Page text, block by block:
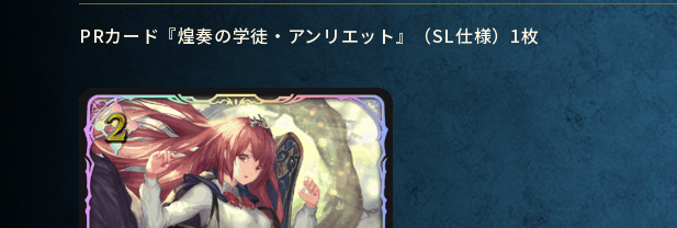
PRカード『煌奏の学徒・アンリエット』（SL仕様）1枚